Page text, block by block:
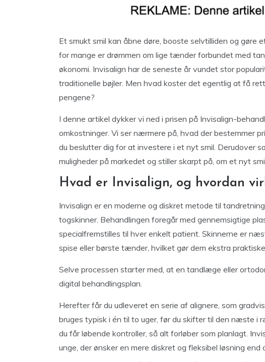
Et smukt smil kan åbne døre, booste selvtilliden og gøre
for mange er drømmen om lige tænder forbundet med
økonomi. Invisalign har de seneste år vundet stor
traditionelle bøjler. Men hvad koster det egentlig at få
pengene?
I denne artikel dykker vi ned i prisen på Invisalign-
omkostninger. Vi ser nærmere på, hvad der bestemmer
du beslutter dig for at investere i et nyt smil. Derudover
muligheder på markedet og stiller skarpt på, om et nyt
Hvad er Invisalign, og hvordan
Invisalign er en moderne og diskret metode til
togskinner. Behandlingen foregår med gennemsigtige
specialfremstilles til hver enkelt patient. Skinnerne er
spise eller børste tænder, hvilket gør dem ekstra
Selve processen starter med, at en tandlæge eller
digital behandlingsplan.
Herefter får du udleveret en serie af alignere, som
bruges typisk i én til to uger, før du skifter til den næste i
du får løbende kontroller, så alt forløber som planlagt.
unge, der ønsker en mere diskret og fleksibel løsning end